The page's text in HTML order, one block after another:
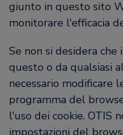
giunto in questo sito
monitorare l'efficacia
Se non si desidera che
questo o da qualsiasi
necessario modificare
programma del
l'uso dei cookie. OTIS
impostazioni del